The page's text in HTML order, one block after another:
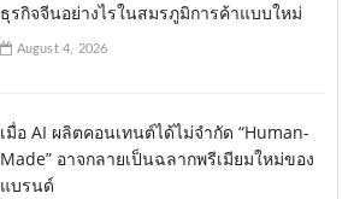
ธุรกิจจีนอย่างไรในสมรภูมิการค้าแบบใหม่
August 4, 2026
เมื่อ AI ผลิตคอนเทนต์ได้ไม่จำกัด “Human-
Made” อาจกลายเป็นฉลากพรีเมียมใหม่ของ
แบรนด์